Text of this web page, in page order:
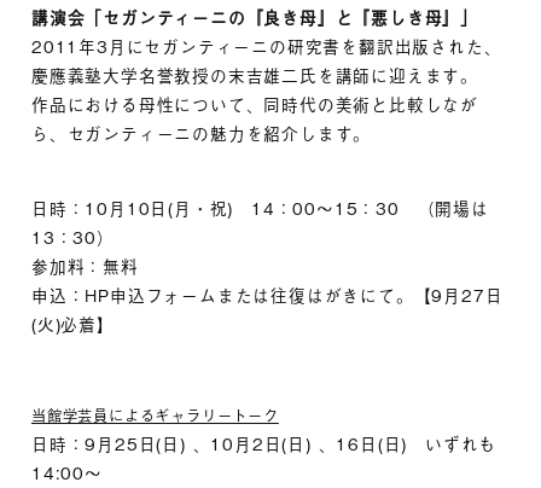
講演会「セガンティーニの『良き母』と『悪しき母』」
2011年3月にセガンティーニの研究書を翻訳出版された、
慶應義塾大学名誉教授の末吉雄二氏を講師に迎えます。
作品における母性について、同時代の美術と比較しなが
ら、セガンティーニの魅力を紹介します。
日時：10月10日(月・祝) 14：00～15：30 （開場は
13：30）
参加料：無料
申込：HP申込フォームまたは往復はがきにて。【9月27日
(火)必着】
当館学芸員によるギャラリートーク
日時：9月25日(日) 、10月2日(日) 、16日(日) いずれも
14:00～